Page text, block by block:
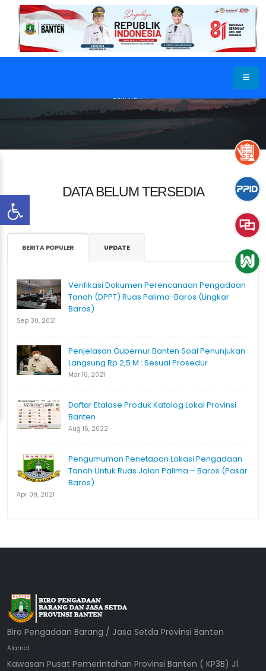
BERANDA
DATA BELUM TERSEDIA
BERITA POPULER UPDATE
Verifikasi Dokumen Perencanaan Pengadaan
Tanah (DPPT) Ruas Palima-Baros (Lingkar
Baros)
Sep 30, 2021
Penjelasan Gubernur Banten Soal Penunjukan
Langsung Rp 2,5 M : Sesuai Prosedur
Mar 16, 2021
Daftar Etalase Produk Katalog Lokal Provinsi
Banten
Aug 16, 2022
Pengumuman Penetapan Lokasi Pengadaan
Tanah Untuk Ruas Jalan Palima – Baros (Pasar
Baros)
Apr 09, 2021
Biro Pengadaan Barang / Jasa Setda Provinsi Banten
Alamat :
Kawasan Pusat Pemerintahan Provinsi Banten ( KP3B) Jl.